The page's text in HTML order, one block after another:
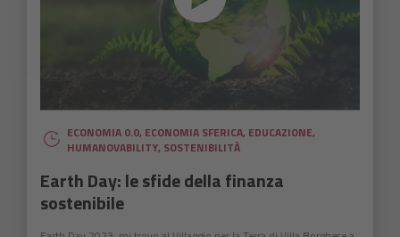
ECONOMIA 0.0, ECONOMIA SFERICA, EDUCAZIONE,
HUMANOVABILITY, SOSTENIBILITÀ
Earth Day: le sfide della finanza
sostenibile